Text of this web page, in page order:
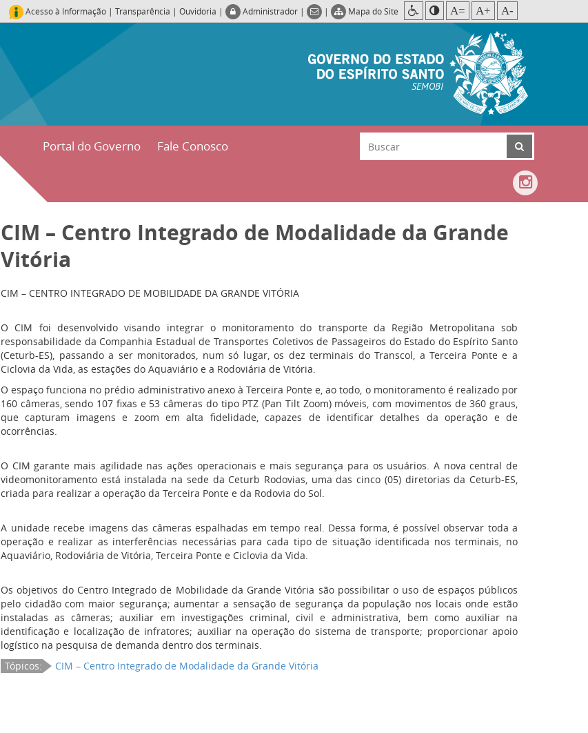
Acesso à Informação | Transparência | Ouvidoria | Administrador | | Mapa do Site A= A+ A-
SEMOBI
Portal do Governo Fale Conosco
CIM – Centro Integrado de Modalidade da Grande
Vitória
CIM – CENTRO INTEGRADO DE MOBILIDADE DA GRANDE VITÓRIA
O CIM foi desenvolvido visando integrar o monitoramento do transporte da Região Metropolitana sob
responsabilidade da Companhia Estadual de Transportes Coletivos de Passageiros do Estado do Espírito Santo
(Ceturb-ES), passando a ser monitorados, num só lugar, os dez terminais do Transcol, a Terceira Ponte e a
Ciclovia da Vida, as estações do Aquaviário e a Rodoviária de Vitória.
O espaço funciona no prédio administrativo anexo à Terceira Ponte e, ao todo, o monitoramento é realizado por
160 câmeras, sendo 107 fixas e 53 câmeras do tipo PTZ (Pan Tilt Zoom) móveis, com movimentos de 360 graus,
que capturam imagens e zoom em alta fidelidade, capazes de identificar detalhes da operação e de
ocorrências.
O CIM garante mais agilidade nas ações operacionais e mais segurança para os usuários. A nova central de
videomonitoramento está instalada na sede da Ceturb Rodovias, uma das cinco (05) diretorias da Ceturb-ES,
criada para realizar a operação da Terceira Ponte e da Rodovia do Sol.
A unidade recebe imagens das câmeras espalhadas em tempo real. Dessa forma, é possível observar toda a
operação e realizar as interferências necessárias para cada tipo de situação identificada nos terminais, no
Aquaviário, Rodoviária de Vitória, Terceira Ponte e Ciclovia da Vida.
Os objetivos do Centro Integrado de Mobilidade da Grande Vitória são possibilitar o uso de espaços públicos
pelo cidadão com maior segurança; aumentar a sensação de segurança da população nos locais onde estão
instaladas as câmeras; auxiliar em investigações criminal, civil e administrativa, bem como auxiliar na
identificação e localização de infratores; auxiliar na operação do sistema de transporte; proporcionar apoio
logístico na pesquisa de demanda dentro dos terminais.
Tópicos:
CIM – Centro Integrado de Modalidade da Grande Vitória